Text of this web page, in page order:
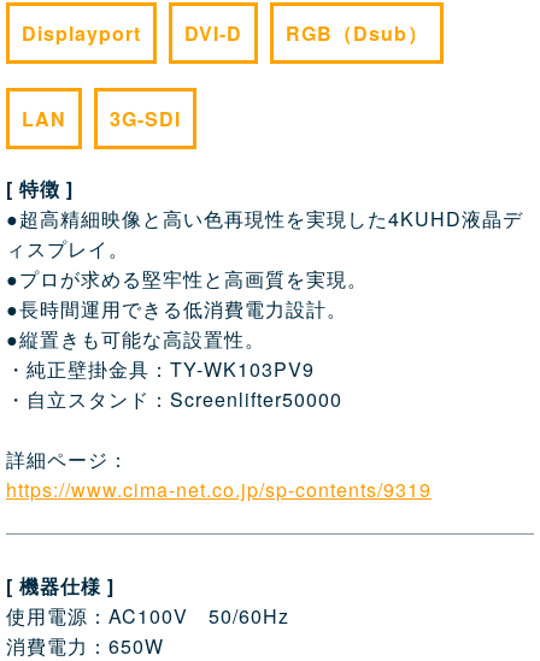
Displayport DVI-D RGB（Dsub）
LAN 3G-SDI
[ 特徴 ]
●超高精細映像と高い色再現性を実現した4KUHD液晶デ
ィスプレイ。
●プロが求める堅牢性と高画質を実現。
●長時間運用できる低消費電力設計。
●縦置きも可能な高設置性。
・純正壁掛金具：TY-WK103PV9
・自立スタンド：Screenlifter50000
詳細ページ：
https://www.cima-net.co.jp/sp-contents/9319
[ 機器仕様 ]
使用電源：AC100V 50/60Hz
消費電力：650W